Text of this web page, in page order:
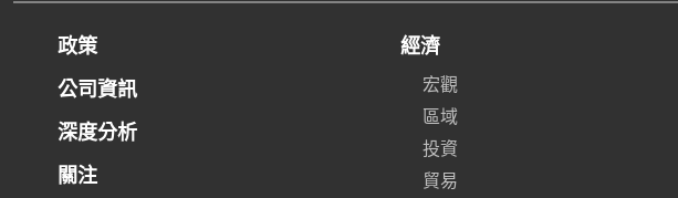
政策
公司資訊
深度分析
關注
經濟
宏觀
區域
投資
貿易